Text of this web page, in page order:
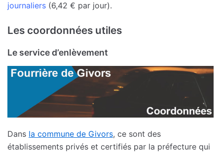
journaliers (6,42 € par jour).
Les coordonnées utiles
Le service d’enlèvement
Dans la commune de Givors, ce sont des
établissements privés et certifiés par la préfecture qui